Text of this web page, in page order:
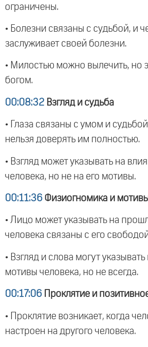
ограничены.
• Болезни связаны с судьбой, и
заслуживает своей болезни.
• Милостью можно вылечить, но
богом.
00:08:32 Взгляд и судьба
• Глаза связаны с умом и
нельзя доверять им полностью.
• Взгляд может указывать на
человека, но не на его мотивы.
00:11:36 Физиогномика и
• Лицо может указывать на
человека связаны с его
• Взгляд и слова могут
мотивы человека, но не всегда.
00:17:06 Проклятие и
• Проклятие возникает, когда
настроен на другого человека.